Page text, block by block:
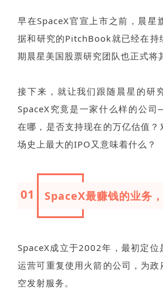
早在SpaceX官宣上市之前，晨星
据和研究的PitchBook就已经在持
期晨星美国股票研究团队也正式将
接下来，就让我们跟随晨星的研
SpaceX究竟是一家什么样的公
在哪，是否支持现在的万亿估值
场史上最大的IPO又意味着什么？
01 SpaceX最赚钱的业务
SpaceX成立于2002年，最初定位
运营可重复使用火箭的公司，为政
空发射服务。